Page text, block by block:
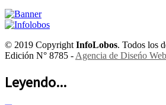
© 2019 CopyrightInfoLobos. Todos los
Edición N° 8785 -Agencia de Diseńo
Leyendo...